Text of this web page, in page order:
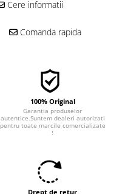
Cere informatii
Comanda rapida
100% Original
Garantia produselor
autentice.Suntem dealeri autorizati
pentru toate marcile comercializate
!
Drept de retur